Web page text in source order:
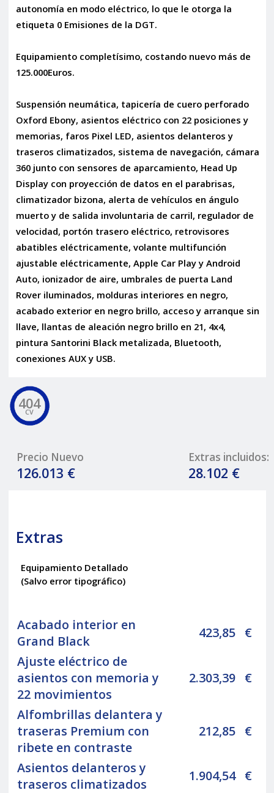
autonomía en modo eléctrico, lo que le otorga la
etiqueta 0 Emisiones de la DGT.
Equipamiento completísimo, costando nuevo más de
125.000Euros.
Suspensión neumática, tapicería de cuero perforado
Oxford Ebony, asientos eléctrico con 22 posiciones y
memorias, faros Pixel LED, asientos delanteros y
traseros climatizados, sistema de navegación, cámara
360 junto con sensores de aparcamiento, Head Up
Display con proyección de datos en el parabrisas,
climatizador bizona, alerta de vehículos en ángulo
muerto y de salida involuntaria de carril, regulador de
velocidad, portón trasero eléctrico, retrovisores
abatibles eléctricamente, volante multifunción
ajustable eléctricamente, Apple Car Play y Android
Auto, ionizador de aire, umbrales de puerta Land
Rover iluminados, molduras interiores en negro,
acabado exterior en negro brillo, acceso y arranque sin
llave, llantas de aleación negro brillo en 21, 4x4,
pintura Santorini Black metalizada, Bluetooth,
conexiones AUX y USB.
404
CV
Precio Nuevo
126.013 €
Extras incluidos:
28.102 €
Extras
Equipamiento Detallado
(Salvo error tipográfico)
Acabado interior en
Grand Black
423,85 €
Ajuste eléctrico de
asientos con memoria y
22 movimientos
2.303,39 €
Alfombrillas delantera y
traseras Premium con
ribete en contraste
212,85 €
Asientos delanteros y
traseros climatizados
1.904,54 €